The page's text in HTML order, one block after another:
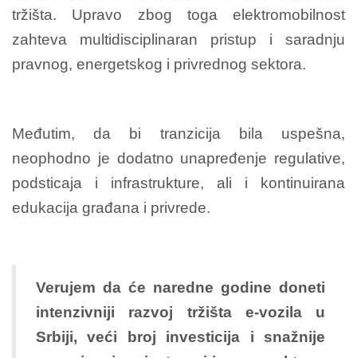
tržišta. Upravo zbog toga elektromobilnost
zahteva multidisciplinaran pristup i saradnju
pravnog, energetskog i privrednog sektora.
Međutim, da bi tranzicija bila uspešna,
neophodno je dodatno unapređenje regulative,
podsticaja i infrastrukture, ali i kontinuirana
edukacija građana i privrede.
Verujem da će naredne godine doneti
intenzivniji razvoj tržišta e-vozila u
Srbiji, veći broj investicija i snažnije